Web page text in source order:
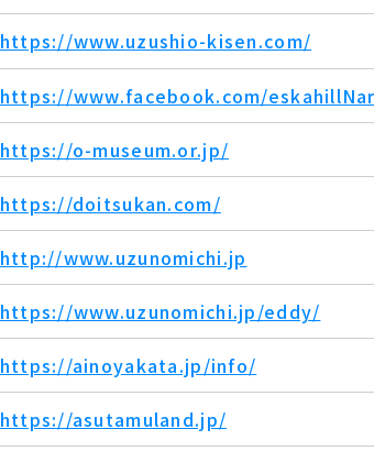
https://www.uzushio-kisen.com/
https://www.facebook.com/
https://o-museum.or.jp/
https://doitsukan.com/
http://www.uzunomichi.jp
https://www.uzunomichi.jp/eddy/
https://ainoyakata.jp/info/
https://asutamuland.jp/